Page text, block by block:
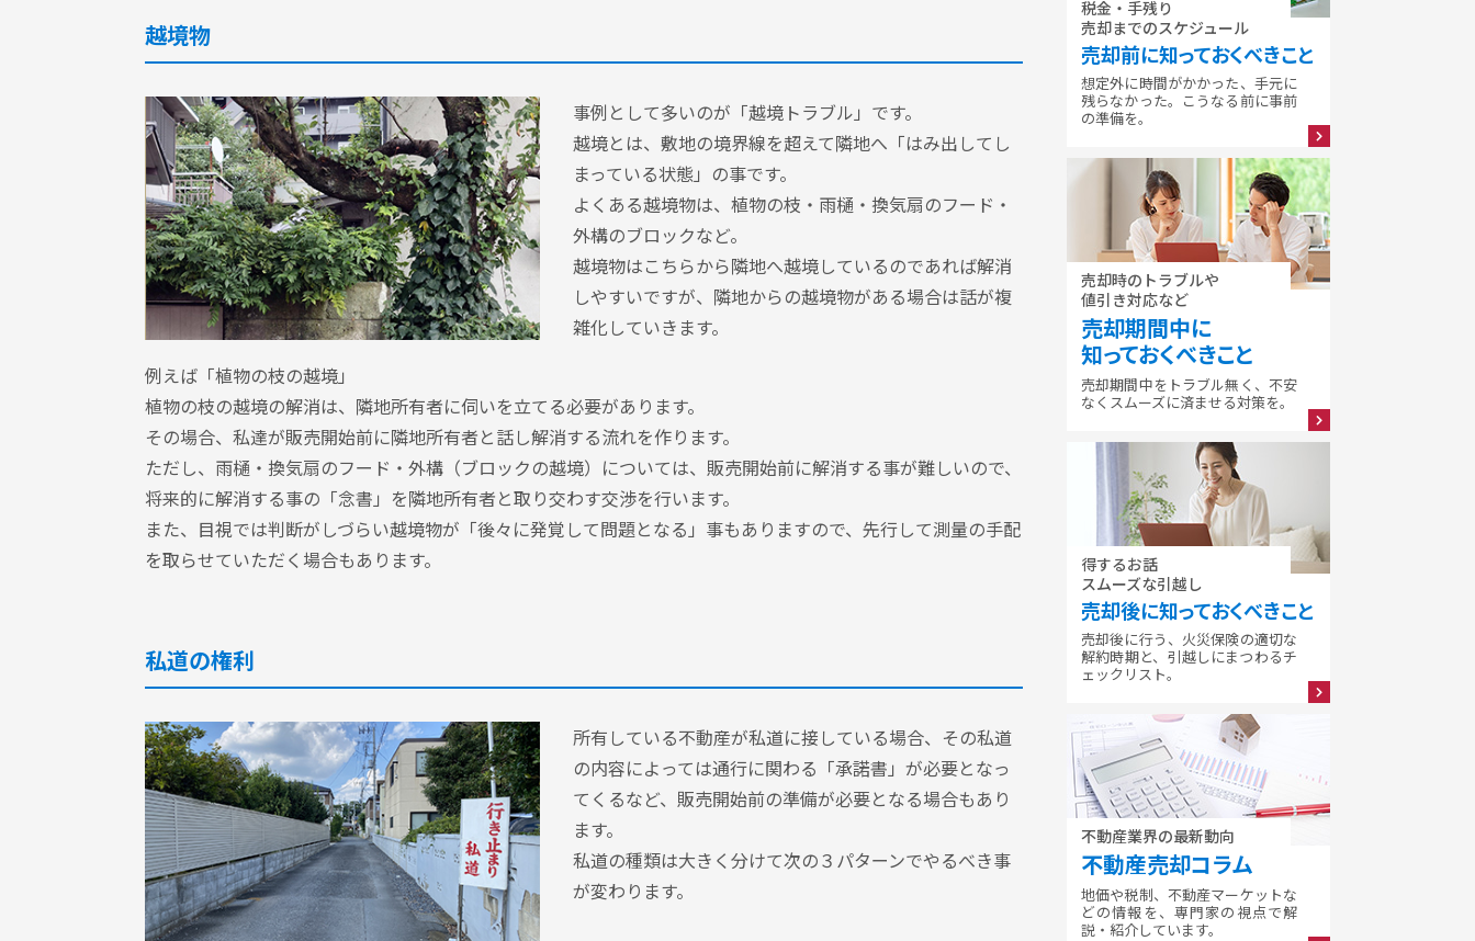
越境物
事例として多いのが「越境トラブル」です。
越境とは、敷地の境界線を超えて隣地へ「はみ出してし
まっている状態」の事です。
よくある越境物は、植物の枝・雨樋・換気扇のフード・
外構のブロックなど。
越境物はこちらから隣地へ越境しているのであれば解消
しやすいですが、隣地からの越境物がある場合は話が複
雑化していきます。
例えば「植物の枝の越境」
植物の枝の越境の解消は、隣地所有者に伺いを立てる必要があります。
その場合、私達が販売開始前に隣地所有者と話し解消する流れを作ります。
ただし、雨樋・換気扇のフード・外構（ブロックの越境）については、販売開始前に解消する事が難しいので、
将来的に解消する事の「念書」を隣地所有者と取り交わす交渉を行います。
また、目視では判断がしづらい越境物が「後々に発覚して問題となる」事もありますので、先行して測量の手配
を取らせていただく場合もあります。
私道の権利
所有している不動産が私道に接している場合、その私道
の内容によっては通行に関わる「承諾書」が必要となっ
てくるなど、販売開始前の準備が必要となる場合もあり
ます。
私道の種類は大きく分けて次の３パターンでやるべき事
が変わります。
税金・手残り
売却までのスケジュール
売却前に知っておくべきこと
想定外に時間がかかった、手元に
残らなかった。こうなる前に事前
の準備を。
売却時のトラブルや
値引き対応など
売却期間中に
知っておくべきこと
売却期間中をトラブル無く、不安
なくスムーズに済ませる対策を。
得するお話
スムーズな引越し
売却後に知っておくべきこと
売却後に行う、火災保険の適切な
解約時期と、引越しにまつわるチ
ェックリスト。
不動産業界の最新動向
不動産売却コラム
地価や税制、不動産マーケットな
どの情報を、専門家の視点で解
説・紹介しています。